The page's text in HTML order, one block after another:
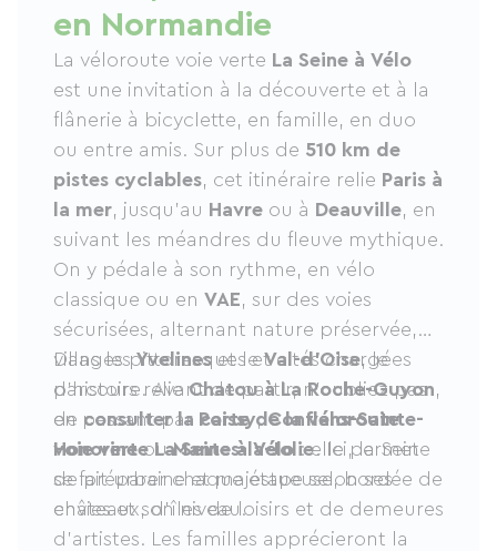
en Normandie
La véloroute voie verte La Seine à Vélo
est une invitation à la découverte et à la
flânerie à bicyclette, en famille, en duo
ou entre amis. Sur plus de 510 km de
pistes cyclables, cet itinéraire relie Paris à
la mer, jusqu’au Havre ou à Deauville, en
suivant les méandres du fleuve mythique.
On y pédale à son rythme, en vélo
classique ou en VAE, sur des voies
sécurisées, alternant nature préservée,
villages pittoresques et cités chargées
d’histoire. Avant de partir, n’oubliez pas
de consulter la carte de la véloroute
voie verte La Seine à Vélo : elle permet
de préparer chaque étape selon ses
envies et son niveau.
Dans lesYvelines et leVal-d’Oise, le
parcours relieChatou à La Roche-Guyon,
en passant par Poissy, Conflans-Sainte-
HonorineouMantes-la-Jolie. Ici, la Seine
se fait urbaine et majestueuse, bordée de
châteaux, d’îles de loisirs et de demeures
d’artistes. Les familles apprécieront la